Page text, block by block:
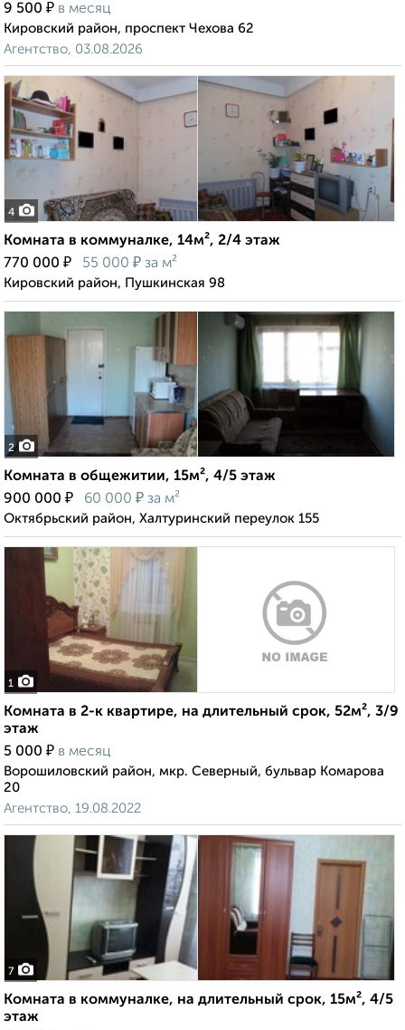
9 500 ₽ в месяц
Кировский район, проспект Чехова 62
Агентство, 03.08.2026
4
Комната в коммуналке, 14м², 2/4 этаж
770 000 ₽ 55 000 ₽ за м²
Кировский район, Пушкинская 98
2
Комната в общежитии, 15м², 4/5 этаж
900 000 ₽ 60 000 ₽ за м²
Октябрьский район, Халтуринский переулок 155
1
Комната в 2-к квартире, на длительный срок, 52м², 3/9
этаж
5 000 ₽ в месяц
Ворошиловский район, мкр. Северный, бульвар Комарова
20
Агентство, 19.08.2022
7
Комната в коммуналке, на длительный срок, 15м², 4/5
этаж